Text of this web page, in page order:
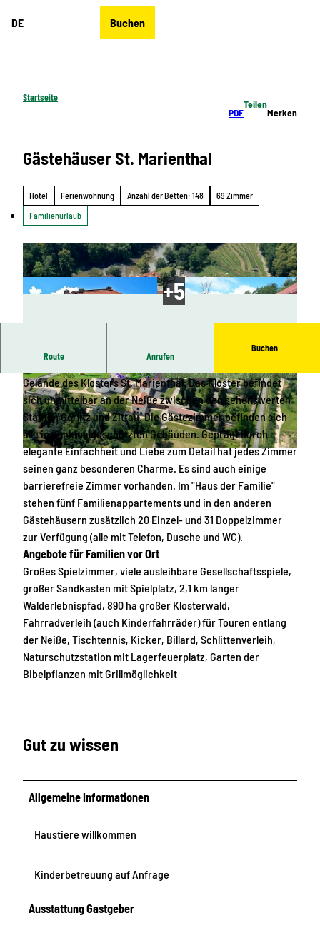
DE Buchen
Startseite
PDF
Teilen
Merken
Gästehäuser St. Marienthal
Hotel Ferienwohnung Anzahl der Betten: 148
69 Zimmer
Familienurlaub
K
l
o
s
t
e
r
G
e
s
a
m
t
© KODAK DC3400 ZOOM DIGITAL CAMERA © KODAK DC3400 ZOOM DIGITAL CAMERA
Route Anrufen
Buchen
Gelände des Klosters St. Marienthal. Das Kloster befindet
sich unmittelbar an der Neiße zwischen den sehenswerten
Städten Görlitz und Zittau. Die Gästezimmer befinden sich
alle in denkmalgeschützten Gebäuden. Geprägt durch
elegante Einfachheit und Liebe zum Detail hat jedes Zimmer
seinen ganz besonderen Charme. Es sind auch einige
barrierefreie Zimmer vorhanden. Im "Haus der Familie"
stehen fünf Familienappartements und in den anderen
Gästehäusern zusätzlich 20 Einzel- und 31 Doppelzimmer
zur Verfügung (alle mit Telefon, Dusche und WC).
Angebote für Familien vor Ort
Großes Spielzimmer, viele ausleihbare Gesellschaftsspiele,
großer Sandkasten mit Spielplatz, 2,1 km langer
Walderlebnispfad, 890 ha großer Klosterwald,
Fahrradverleih (auch Kinderfahrräder) für Touren entlang
der Neiße, Tischtennis, Kicker, Billard, Schlittenverleih,
Naturschutzstation mit Lagerfeuerplatz, Garten der
Bibelpflanzen mit Grillmöglichkeit
Gut zu wissen
Allgemeine Informationen
Haustiere willkommen
Kinderbetreuung auf Anfrage
Ausstattung Gastgeber